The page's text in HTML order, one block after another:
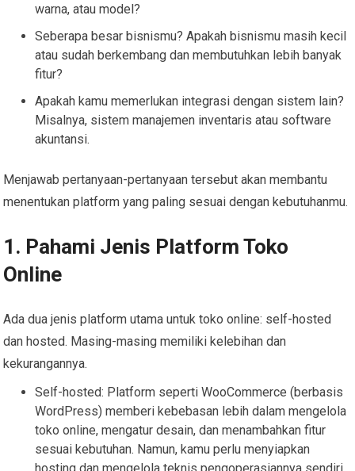
warna, atau model?
Seberapa besar bisnismu? Apakah bisnismu masih kecil
atau sudah berkembang dan membutuhkan lebih banyak
fitur?
Apakah kamu memerlukan integrasi dengan sistem lain?
Misalnya, sistem manajemen inventaris atau software
akuntansi.
Menjawab pertanyaan-pertanyaan tersebut akan membantu
menentukan platform yang paling sesuai dengan kebutuhanmu.
1. Pahami Jenis Platform Toko
Online
Ada dua jenis platform utama untuk toko online: self-hosted
dan hosted. Masing-masing memiliki kelebihan dan
kekurangannya.
Self-hosted: Platform seperti WooCommerce (berbasis
WordPress) memberi kebebasan lebih dalam mengelola
toko online, mengatur desain, dan menambahkan fitur
sesuai kebutuhan. Namun, kamu perlu menyiapkan
hosting dan mengelola teknis pengoperasiannya sendiri,